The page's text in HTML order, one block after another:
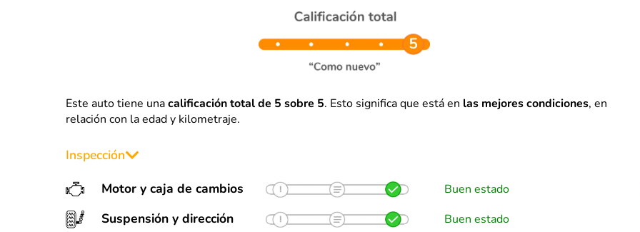
Este auto tiene unacalificación total de 5 sobre 5. Esto significa que está en las mejores condiciones, en
relación con la edad y kilometraje.
Inspección
Motor y caja de cambios
Buen estado
Suspensión y dirección Buen estado